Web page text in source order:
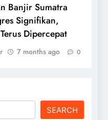
Banjir Sumatra
Signifikan,
Dipercepat
7 months ago 0
SEARCH